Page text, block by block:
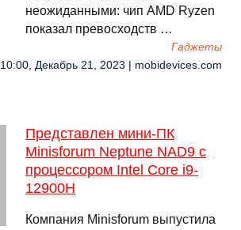
неожиданными: чип AMD Ryzen
показал превосходств …
Гаджеты
10:00, Декабрь 21, 2023 | mobidevices.com
Представлен мини-ПК
Minisforum Neptune NAD9 с
процессором Intel Core i9-
12900H
Компания Minisforum выпустила